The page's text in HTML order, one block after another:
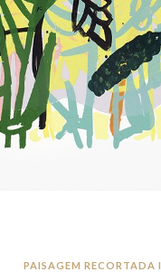
PAISAGEM RECORTADA I